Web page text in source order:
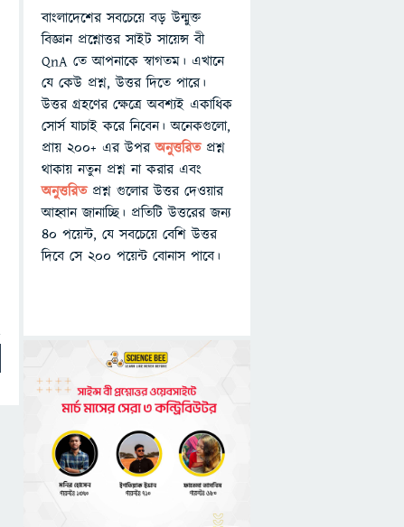
বাংলাদেশের সবচেয়ে বড় উন্মুক্ত
বিজ্ঞান প্রশ্নোত্তর সাইট সায়েন্স বী
QnA তে আপনাকে স্বাগতম। এখানে
যে কেউ প্রশ্ন, উত্তর দিতে পারে।
উত্তর গ্রহণের ক্ষেত্রে অবশ্যই একাধিক
সোর্স যাচাই করে নিবেন। অনেকগুলো,
প্রায় ২০০+ এর উপরঅনুত্তরিতপ্রশ্ন
থাকায় নতুন প্রশ্ন না করার এবং
অনুত্তরিত প্রশ্ন গুলোর উত্তর দেওয়ার
আহ্বান জানাচ্ছি। প্রতিটি উত্তরের জন্য
৪০ পয়েন্ট, যে সবচেয়ে বেশি উত্তর
দিবে সে ২০০ পয়েন্ট বোনাস পাবে।